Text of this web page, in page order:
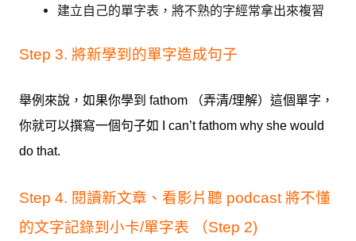
建立自己的單字表，將不熟的字經常拿出來複習
Step 3. 將新學到的單字造成句子
舉例來說，如果你學到 fathom （弄清/理解）這個單字，
你就可以撰寫一個句子如 I can’t fathom why she would
do that.
Step 4. 閱讀新文章、看影片聽 podcast 將不懂
的文字記錄到小卡/單字表 （Step 2)